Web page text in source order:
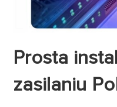
Prosta
zasilaniu